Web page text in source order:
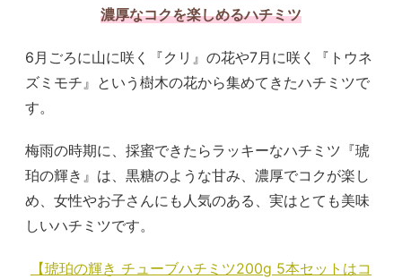
濃厚なコクを楽しめるハチミツ
6月ごろに山に咲く『クリ』の花や7月に咲く『トウネ
ズミモチ』という樹木の花から集めてきたハチミツで
す。
梅雨の時期に、採蜜できたらラッキーなハチミツ『琥
珀の輝き』は、黒糖のような甘み、濃厚でコクが楽し
め、女性やお子さんにも人気のある、実はとても美味
しいハチミツです。
【琥珀の輝き チューブハチミツ200g 5本セットはコ